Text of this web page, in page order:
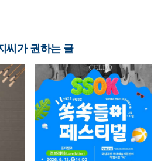
씨가 권하는 글